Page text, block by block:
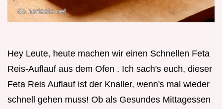
Hey Leute, heute machen wir einen Schnellen Feta
Reis-Auflauf aus dem Ofen . Ich sach's euch, dieser
Feta Reis Auflauf ist der Knaller, wenn's mal wieder
schnell gehen muss! Ob als Gesundes Mittagessen